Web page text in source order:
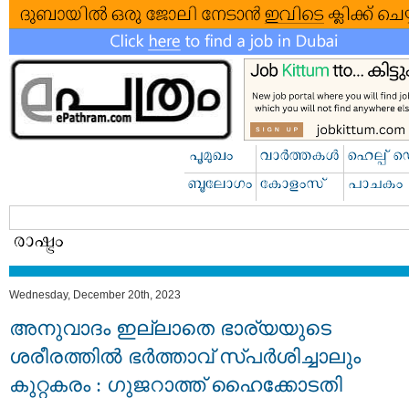
Wednesday, December 20th, 2023
അനുവാദം ഇല്ലാതെ ഭാര്യയുടെ
ശരീരത്തില്‍ ഭര്‍ത്താവ് സ്പര്‍ശിച്ചാലും
കുറ്റകരം : ഗുജറാത്ത് ഹൈക്കോടതി